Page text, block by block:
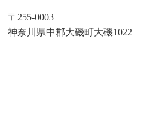
〒255-0003
神奈川県中郡大磯町大磯1022